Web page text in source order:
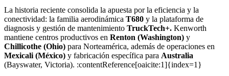
La historia reciente consolida la apuesta por la eficiencia y la
conectividad: la familia aerodinámica T680 y la plataforma de
diagnosis y gestión de mantenimiento TruckTech+. Kenworth
mantiene centros productivos en Renton (Washington) y
Chillicothe (Ohio) para Norteamérica, además de operaciones en
Mexicali (México) y fabricación específica para Australia
(Bayswater, Victoria). :contentReference[oaicite:1]{index=1}